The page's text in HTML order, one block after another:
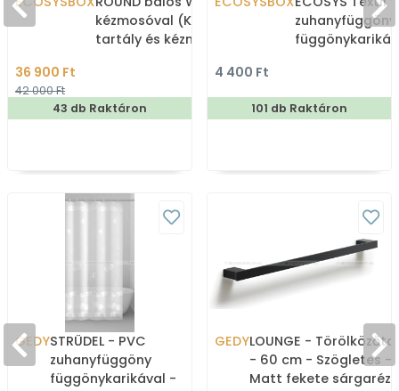
kézmosóval (Kombi WC
tartály és kézmosó)
36 900 Ft
42 000 Ft
43 db Raktáron
zuhanyfüggöny
4 400 Ft
101 db Raktáron
GEDYSTRÜDEL - PVC
zuhanyfüggöny
függönykarikával -
GEDYLOUNGE -
- 60 cm - Szögletes -
Matt fekete sárgaréz